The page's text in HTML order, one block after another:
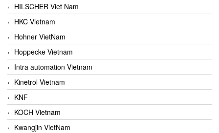
HILSCHER Viet Nam
HKC Vietnam
Hohner VietNam
Hoppecke Vietnam
Intra automation Vietnam
Kinetrol Vietnam
KNF
KOCH Vietnam
Kwangjin VietNam